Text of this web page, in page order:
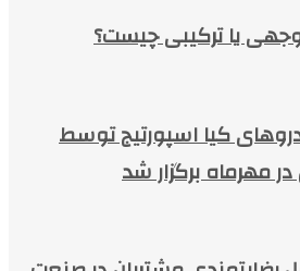
یا ترکیبی چیست؟
کیا اسپورتیج توسط
مهرماه برگزار شد